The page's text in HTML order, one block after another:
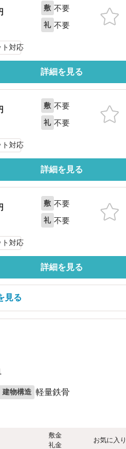
敷 不要
礼 不要
ト対応
詳細を見る
敷 不要
礼 不要
ト対応
詳細を見る
敷 不要
礼 不要
ト対応
詳細を見る
見る
建物構造 軽量鉄骨
敷金
礼金
お気に入り